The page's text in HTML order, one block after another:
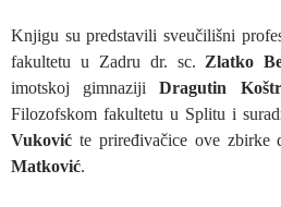
Knjigu su predstavili sveučilišni
fakultetu u Zadru dr. sc. Zlatko
imotskoj gimnazijiDragutin
Filozofskom fakultetu u Splitu i
Vuković te priređivačice ove zbirke
Matković.